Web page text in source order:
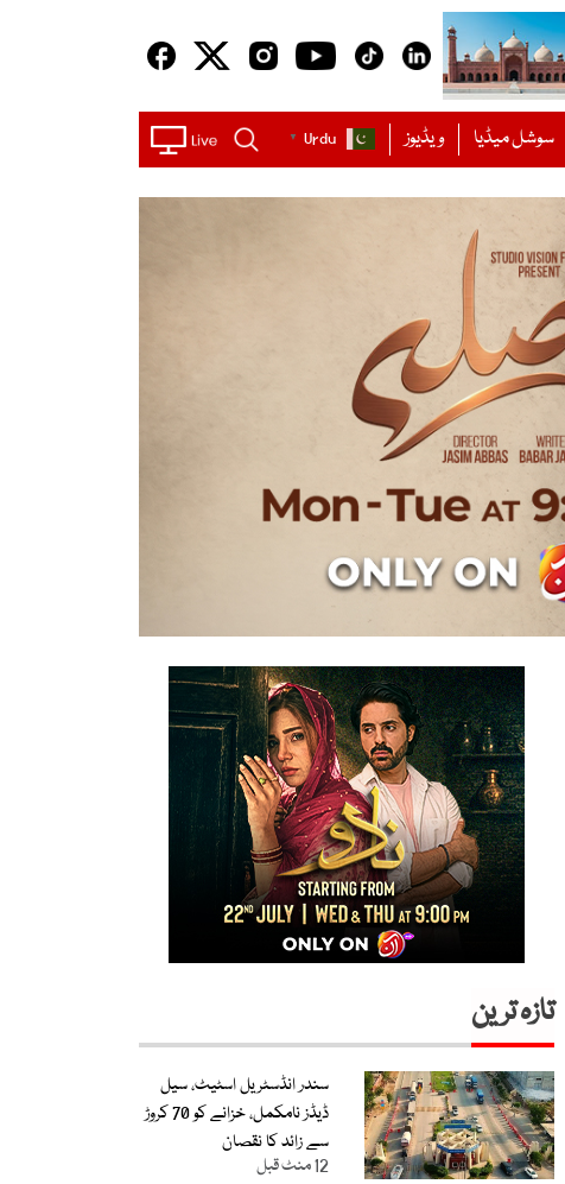
سوشل میڈیا ویڈیوز Urdu
▼
تازہ ترین
سندر انڈسٹریل اسٹیٹ، سیل
ڈیڈز نامکمل، خزانے کو 70 کروڑ
سے زائد کا نقصان
12 منٹ قبل